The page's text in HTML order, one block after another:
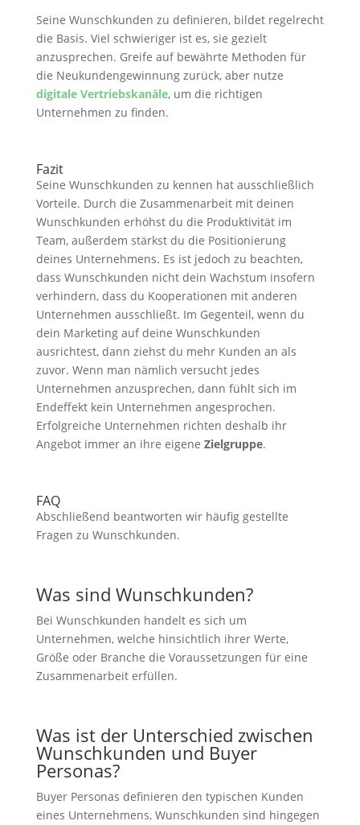
Seine Wunschkunden zu definieren, bildet regelrecht
die Basis. Viel schwieriger ist es, sie gezielt
anzusprechen. Greife auf bewährte Methoden für
die Neukundengewinnung zurück, aber nutze
digitale Vertriebskanäle, um die richtigen
Unternehmen zu finden.
Fazit
Seine Wunschkunden zu kennen hat ausschließlich
Vorteile. Durch die Zusammenarbeit mit deinen
Wunschkunden erhöhst du die Produktivität im
Team, außerdem stärkst du die Positionierung
deines Unternehmens. Es ist jedoch zu beachten,
dass Wunschkunden nicht dein Wachstum insofern
verhindern, dass du Kooperationen mit anderen
Unternehmen ausschließt. Im Gegenteil, wenn du
dein Marketing auf deine Wunschkunden
ausrichtest, dann ziehst du mehr Kunden an als
zuvor. Wenn man nämlich versucht jedes
Unternehmen anzusprechen, dann fühlt sich im
Endeffekt kein Unternehmen angesprochen.
Erfolgreiche Unternehmen richten deshalb ihr
Angebot immer an ihre eigene Zielgruppe.
FAQ
Abschließend beantworten wir häufig gestellte
Fragen zu Wunschkunden.
Was sind Wunschkunden?
Bei Wunschkunden handelt es sich um
Unternehmen, welche hinsichtlich ihrer Werte,
Größe oder Branche die Voraussetzungen für eine
Zusammenarbeit erfüllen.
Was ist der Unterschied zwischen
Wunschkunden und Buyer
Personas?
Buyer Personas definieren den typischen Kunden
eines Unternehmens, Wunschkunden sind hingegen